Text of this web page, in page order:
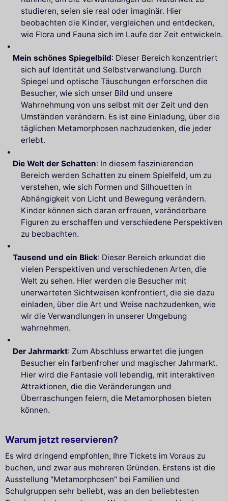
studieren, seien sie real oder imaginär. Hier
beobachten die Kinder, vergleichen und entdecken,
wie Flora und Fauna sich im Laufe der Zeit entwickeln.
Mein schönes Spiegelbild: Dieser Bereich konzentriert
sich auf Identität und Selbstverwandlung. Durch
Spiegel und optische Täuschungen erforschen die
Besucher, wie sich unser Bild und unsere
Wahrnehmung von uns selbst mit der Zeit und den
Umständen verändern. Es ist eine Einladung, über die
täglichen Metamorphosen nachzudenken, die jeder
erlebt.
Die Welt der Schatten: In diesem faszinierenden
Bereich werden Schatten zu einem Spielfeld, um zu
verstehen, wie sich Formen und Silhouetten in
Abhängigkeit von Licht und Bewegung verändern.
Kinder können sich daran erfreuen, veränderbare
Figuren zu erschaffen und verschiedene Perspektiven
zu beobachten.
Tausend und ein Blick: Dieser Bereich erkundet die
vielen Perspektiven und verschiedenen Arten, die
Welt zu sehen. Hier werden die Besucher mit
unerwarteten Sichtweisen konfrontiert, die sie dazu
einladen, über die Art und Weise nachzudenken, wie
wir die Verwandlungen in unserer Umgebung
wahrnehmen.
Der Jahrmarkt: Zum Abschluss erwartet die jungen
Besucher ein farbenfroher und magischer Jahrmarkt.
Hier wird die Fantasie voll lebendig, mit interaktiven
Attraktionen, die die Veränderungen und
Überraschungen feiern, die Metamorphosen bieten
können.
Warum jetzt reservieren?
Es wird dringend empfohlen, Ihre Tickets im Voraus zu
buchen, und zwar aus mehreren Gründen. Erstens ist die
Ausstellung "Metamorphosen" bei Familien und
Schulgruppen sehr beliebt, was an den beliebtesten